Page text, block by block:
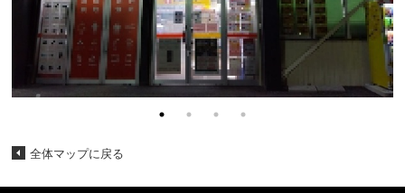
全体マップに戻る